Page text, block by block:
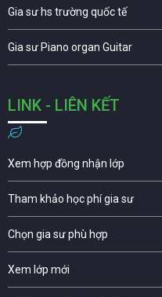
Gia sư hs trường quốc tế
Gia sư Piano organ Guitar
LINK - LIÊN KẾT
Xem hợp đồng nhận lớp
Tham khảo học phí gia sư
Chọn gia sư phù hợp
Xem lớp mới